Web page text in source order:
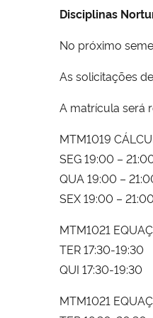
Disciplinas
No próximo
As solicitações
A matrícula será
MTM1019
SEG 19:00 –
QUA 19:00 –
SEX 19:00 –
MTM1021
TER 17:30-19:30
QUI 17:30-19:30
MTM1021